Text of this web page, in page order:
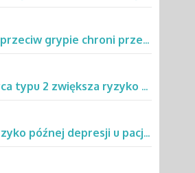
Czy szczepienie przeciw grypie chroni przed chorobą Parkinsona?
Dlaczego cukrzyca typu 2 zwiększa ryzyko gruźlicy? Poznaj mechanizmy
Jak rozpoznać ryzyko późnej depresji u pacjentów po leczeniu raka?